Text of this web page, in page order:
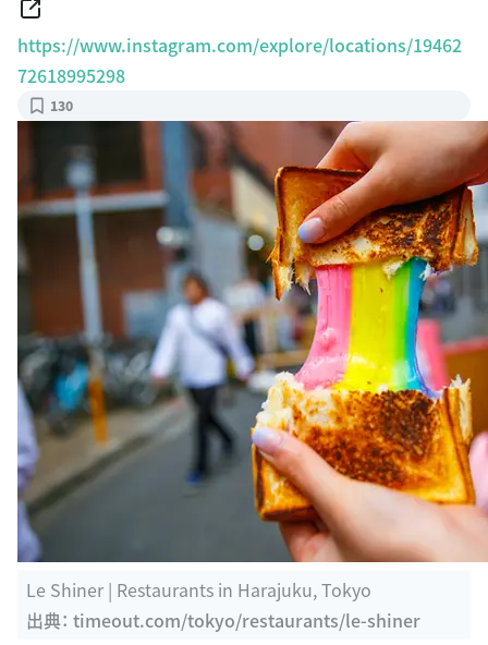
https://www.instagram.com/explore/locations/19462
72618995298
130
Le Shiner | Restaurants in Harajuku, Tokyo
出典： timeout.com/tokyo/restaurants/le-shiner